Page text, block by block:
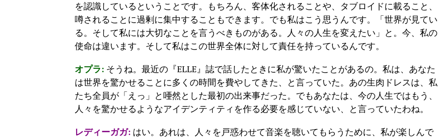
を認識しているということです。もちろん、客体化されることや、タブロイドに載ること、
噂されることに過剰に集中することもできます。でも私はこう思うんです。「世界が見てい
る。そして私には大切なことを言うべきものがある。人々の人生を変えたい」と。今、私の
使命は違います。そして私はこの世界全体に対して責任を持っているんです。
オプラ: そうね。最近の『ELLE』誌で話したときに私が驚いたことがあるの。私は、あなた
は世界を驚かせることに多くの時間を費やしてきた、と言っていた。あの生肉ドレスは、私
たち全員が「えっ」と唖然とした最初の出来事だった。でもあなたは、今の人生ではもう、
人々を驚かせるようなアイデンティティを作る必要を感じていない、と言っていたわね。
レディーガガ: はい。あれは、人々を戸惑わせて音楽を聴いてもらうために、私が楽しんで